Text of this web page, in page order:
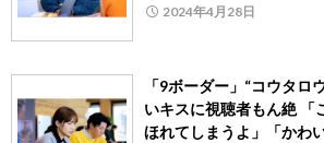
2024年4月28日
「9ボーダー」“コウタロ
いキスに視聴者もん絶 「
ほれてしまうよ」「かわ